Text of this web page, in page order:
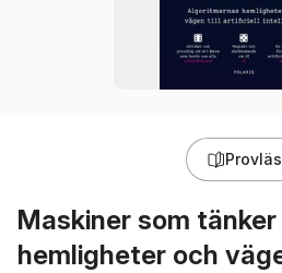
Provläs
Maskiner som
hemligheter och